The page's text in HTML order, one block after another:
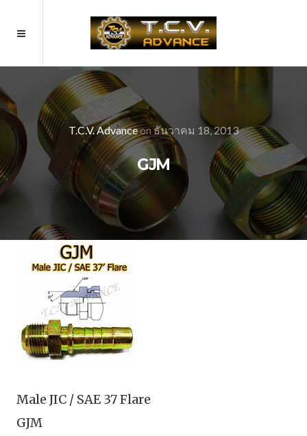
T.C.V. Advanceonธันวาคม 18, 2013
GJM
Male JIC / SAE 37 Flare
GJM